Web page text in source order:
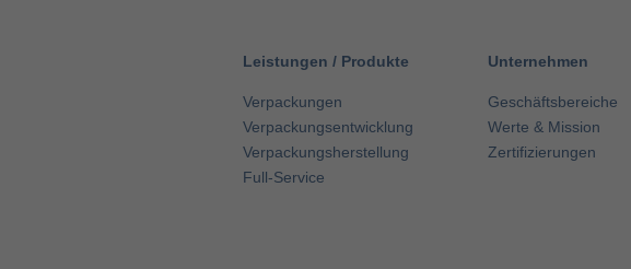
Leistungen / Produkte
Verpackungen
Verpackungsentwicklung
Verpackungsherstellung
Full-Service
Unternehmen
Geschäftsbereiche
Werte & Mission
Zertifizierungen